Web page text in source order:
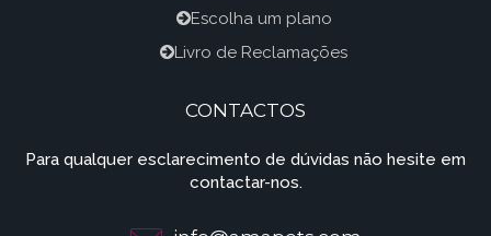
Escolha um plano
Livro de Reclamações
CONTACTOS
Para qualquer esclarecimento de dúvidas não hesite em
contactar-nos.